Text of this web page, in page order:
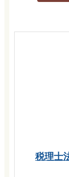
税理士